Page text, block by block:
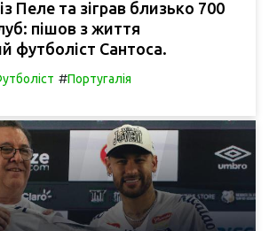
Пеле та зіграв близько 700
пішов з життя
футболіст Сантоса.
#Португалія